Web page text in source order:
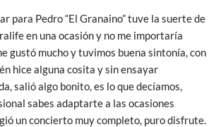
para Pedro “El Granaino” tuve la suerte de
en una ocasión y no me importaría
gustó mucho y tuvimos buena sintonía, con
hice alguna cosita y sin ensayar
salió algo bonito, es lo que decíamos,
sabes adaptarte a las ocasiones
un concierto muy completo, puro disfrute.